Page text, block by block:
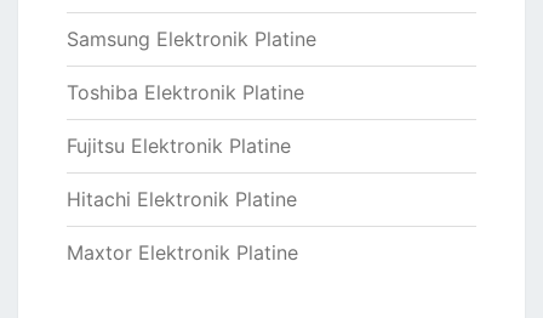
Samsung Elektronik Platine
Toshiba Elektronik Platine
Fujitsu Elektronik Platine
Hitachi Elektronik Platine
Maxtor Elektronik Platine